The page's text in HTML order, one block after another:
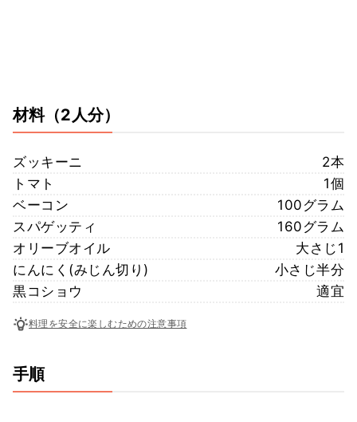
材料（2人分）
ズッキーニ
2本
トマト
1個
ベーコン
100グラム
スパゲッティ
160グラム
オリーブオイル
大さじ1
にんにく(みじん切り)
小さじ半分
黒コショウ
適宜
料理を安全に楽しむための注意事項
手順